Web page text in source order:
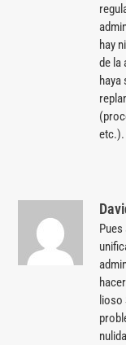
hay
de la
haya
etc.).